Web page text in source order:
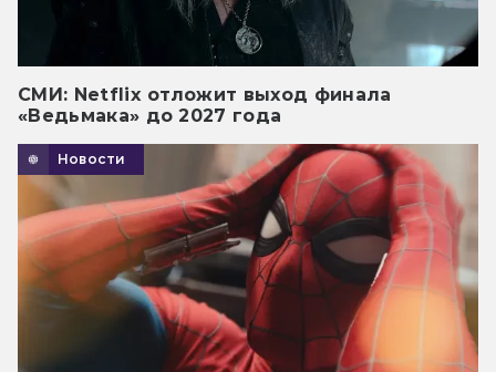
СМИ: Netflix отложит выход финала
«Ведьмака» до 2027 года
Новости